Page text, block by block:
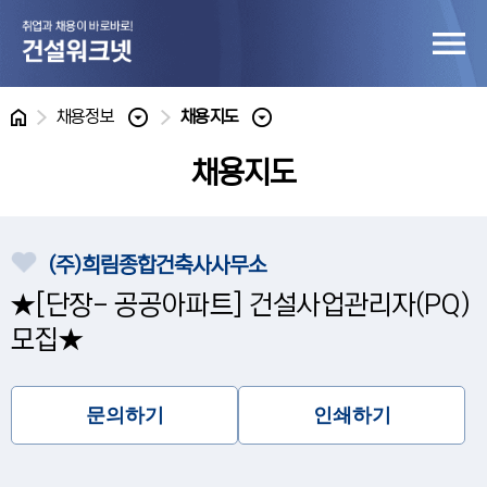
홈 채용정보 채용지도
채용지도
(주)희림종합건축사사무소
★[단장- 공공아파트] 건설사업관리자(PQ)
모집★
문의하기 인쇄하기